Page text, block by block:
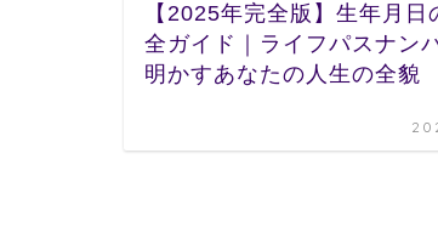
【2025年完全版】生年月日
全ガイド｜ライフパスナン
明かすあなたの人生の全貌